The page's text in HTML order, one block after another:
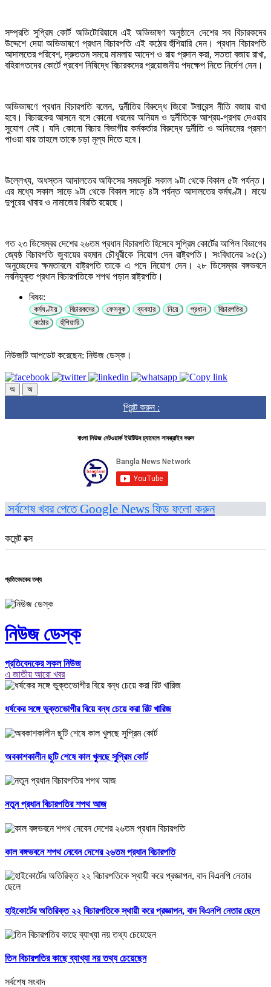
সম্প্রতি সুপ্রিম কোর্ট অডিটোরিয়ামে এই অভিভাষণ অনুষ্ঠানে দেশের সব বিচারকদের
উদ্দেশে দেয়া অভিভাষণে প্রধান বিচারপতি এই কঠোর হুঁশিয়ারি দেন। প্রধান বিচারপতি
আদালতের পরিবেশ, দ্রুততম সময়ে মামলায় আদেশ ও রায় প্রদান করা, সততা বজায় রাখা,
বহিরাগতদের কোর্টে প্রবেশ নিষিদ্ধে বিচারকদের প্রয়োজনীয় পদক্ষেপ নিতে নির্দেশ দেন।
অভিভাষণে প্রধান বিচারপতি বলেন, দুর্নীতির বিরুদ্ধে জিরো টলারেন্স নীতি বজায় রাখা
হবে। বিচারকের আসনে বসে কোনো ধরনের অনিয়ম ও দুর্নীতিকে আশ্রয়-প্রশয় দেওয়ার
সুযোগ নেই। যদি কোনো বিচার বিভাগীয় কর্মকর্তার বিরুদ্ধে দুর্নীতি ও অনিয়মের প্রমাণ
পাওয়া যায় তাহলে তাকে চড়া মূল্য দিতে হবে।
উল্লেখ্য, অধস্তন আদালতের অফিসের সময়সূচি সকাল ৯টা থেকে বিকাল ৫টা পর্যন্ত।
এর মধ্যে সকাল সাড়ে ৯টা থেকে বিকাল সাড়ে ৪টা পর্যন্ত আদালতের কর্মঘণ্টা। মাঝে
দুপুরের খাবার ও নামাজের বিরতি রয়েছে।
গত ২৩ ডিসেম্বর দেশের ২৬তম প্রধান বিচারপতি হিসেবে সুপ্রিম কোর্টের আপিল বিভাগের
জ্যেষ্ঠ বিচারপতি জুবায়ের রহমান চৌধুরীকে নিয়োগ দেন রাষ্ট্রপতি। সংবিধানের ৯৫(১)
অনুচ্ছেদের ক্ষমতাবলে রাষ্ট্রপতি তাকে এ পদে নিয়োগ দেন। ২৮ ডিসেম্বর বঙ্গভবনে
নবনিযুক্ত প্রধান বিচারপতিকে শপথ পড়ান রাষ্ট্রপতি।
বিষয়:
কর্মঘণ্টায় বিচারকদের ফেসবুক ব্যবহার নিয়ে প্রধান
বিচারপতির
কঠোর
হুঁশিয়ারি
নিউজটি আপডেট করেছেন: নিউজ ডেস্ক।
অ অ
প্রিন্ট করুন :
বাংলা নিউজ নেটওয়ার্ক ইউটিউব চ্যানেলে সাবস্ক্রাইব করুন
সর্বশেষ খবর পেতে Google News ফিড ফলো করুন
কমেন্ট বক্স
প্রতিবেদকের তথ্য
নিউজ ডেস্ক
প্রতিবেদকের সকল নিউজ
এ জাতীয় আরো খবর
ধর্ষকের সঙ্গে ভুক্তভোগীর বিয়ে বন্ধ চেয়ে করা রিট খারিজ
অবকাশকালীন ছুটি শেষে কাল খুলছে সুপ্রিম কোর্ট
নতুন প্রধান বিচারপতির শপথ আজ
কাল বঙ্গভবনে শপথ নেবেন দেশের ২৬তম প্রধান বিচারপতি
হাইকোর্টের অতিরিক্ত ২২ বিচারপতিকে স্থায়ী করে প্রজ্ঞাপন, বাদ বিএনপি নেতার ছেলে
তিন বিচারপতির কাছে ব্যাখ্যা নয় তথ্য চেয়েছেন
সর্বশেষ সংবাদ